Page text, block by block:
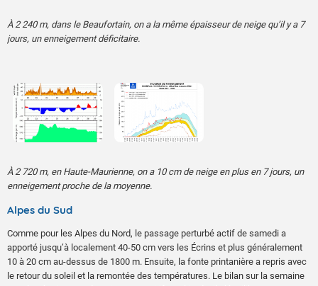
À 2 240 m, dans le Beaufortain, on a la même épaisseur de neige qu’il y a 7
jours, un enneigement déficitaire.
À 2 720 m, en Haute-Maurienne, on a 10 cm de neige en plus en 7 jours, un
enneigement proche de la moyenne.
Alpes du Sud
Comme pour les Alpes du Nord, le passage perturbé actif de samedi a
apporté jusqu’à localement 40-50 cm vers les Écrins et plus généralement
10 à 20 cm au-dessus de 1800 m. Ensuite, la fonte printanière a repris avec
le retour du soleil et la remontée des températures. Le bilan sur la semaine